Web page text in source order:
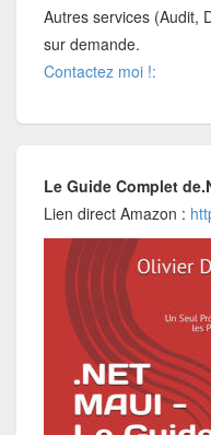
Autres services (Audit,
sur demande.
Contactez moi !:
Le Guide Complet
Lien direct Amazon :